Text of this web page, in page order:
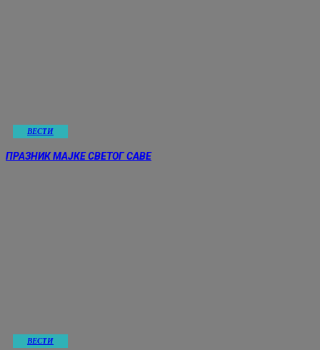
ВЕСТИ
ПРАЗНИК МАЈКЕ СВЕТОГ САВЕ
ВЕСТИ